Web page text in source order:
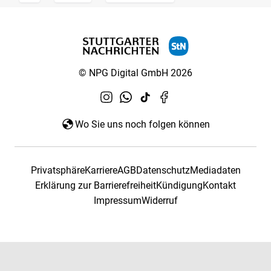
© NPG Digital GmbH 2026
Wo Sie uns noch folgen können
PrivatsphäreKarriereAGBDatenschutzMediadaten
Erklärung zur BarrierefreiheitKündigungKontakt
ImpressumWiderruf